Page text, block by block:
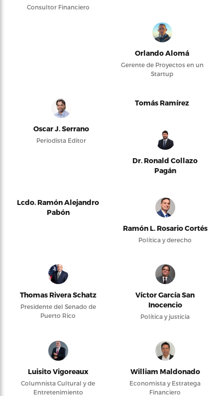
Consultor Financiero
Orlando Alomá
Gerente de Proyectos en un
Startup
Oscar J. Serrano
Periodista Editor
Tomás Ramírez
Dr. Ronald Collazo
Pagán
Lcdo. Ramón Alejandro
Pabón
Ramón L. Rosario Cortés
Política y derecho
Thomas Rivera Schatz
Presidente del Senado de
Puerto Rico
Víctor García San
Inocencio
Política y justicia
Luisito Vigoreaux
Columnista Cultural y de
Entretenimiento
William Maldonado
Economista y Estratega
Financiero